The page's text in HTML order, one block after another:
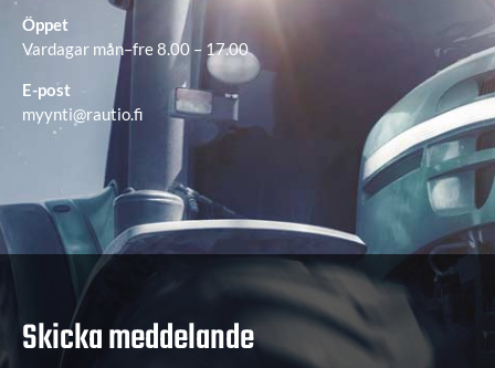
Öppet
Vardagar mån–fre 8.00 – 17.00
E-post
myynti@rautio.fi
Skicka meddelande